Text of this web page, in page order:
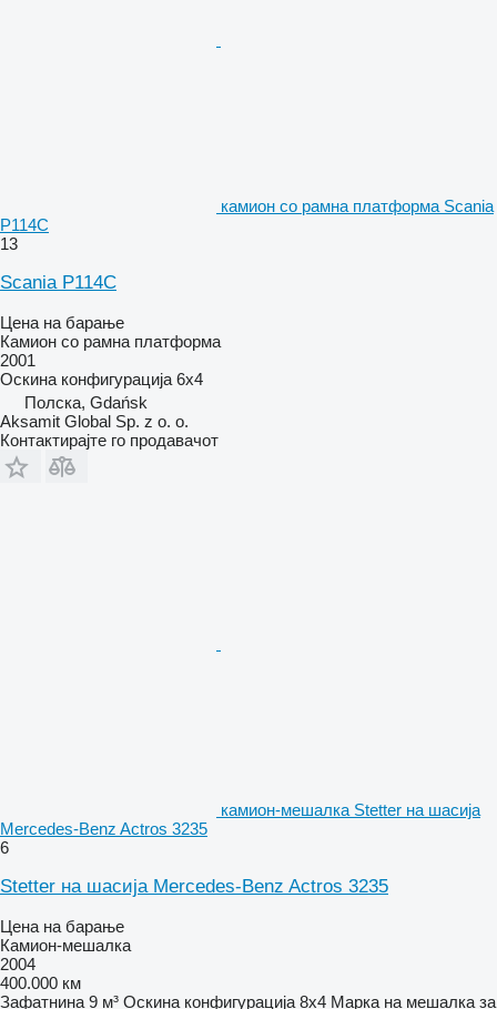
камион со рамна платформа Scania
P114C
13
Scania P114C
Цена на барање
Камион со рамна платформа
2001
Оскина конфигурација 6x4
Полска, Gdańsk
Aksamit Global Sp. z o. o.
Контактирајте го продавачот
камион-мешалка Stetter на шасија
Mercedes-Benz Actros 3235
6
Stetter на шасија Mercedes-Benz Actros 3235
Цена на барање
Камион-мешалка
2004
400.000 км
Зафатнина 9 м³ Оскина конфигурација 8x4 Марка на мешалка за